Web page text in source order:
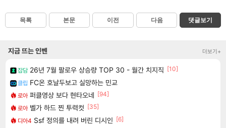
목록 본문 이전 다음 댓글보기
지금 뜨는 인벤 더보기+
잡담 26년 7월 팔로우 상승량 TOP 30 - 월간 치지직 [10]
클립 FC온 호날두보고 실망하는 민교
로아 퍼클영상 보다 현타오네 [94]
로아 벨가 하드 찐 투력컷 [35]
디아4 Ssf 정의를 내려 버린 디시인 [6]